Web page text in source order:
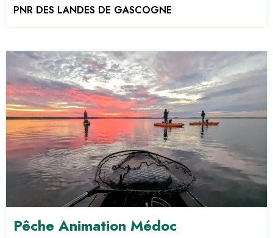
PNR DES LANDES DE GASCOGNE
Pêche Animation Médoc